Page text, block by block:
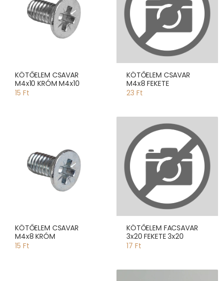
KÖTŐELEM CSAVAR
M4x10 KRÓM M4x10
15 Ft
KÖTŐELEM CSAVAR
M4x8 FEKETE
23 Ft
KÖTŐELEM CSAVAR
M4x8 KRÓM
15 Ft
KÖTŐELEM FACSAVAR
3x20 FEKETE 3x20
17 Ft